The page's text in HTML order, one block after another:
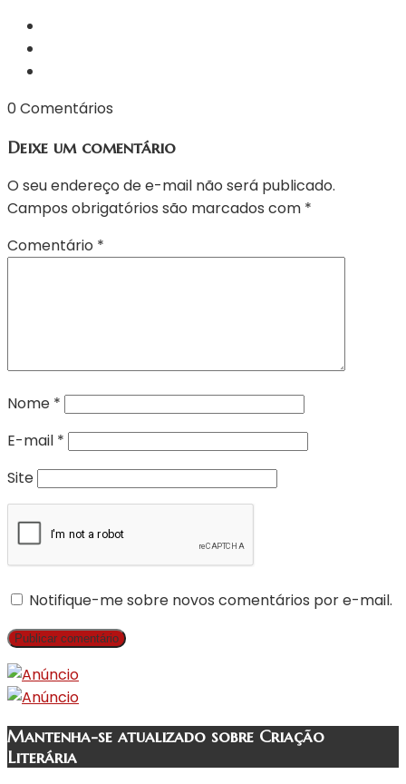
0 Comentários
Deixe um comentário
O seu endereço de e-mail não será publicado.
Campos obrigatórios são marcados com *
Comentário *
Nome *
E-mail *
Site
Notifique-me sobre novos comentários por e-mail.
Mantenha-se atualizado sobre Criação
Literária